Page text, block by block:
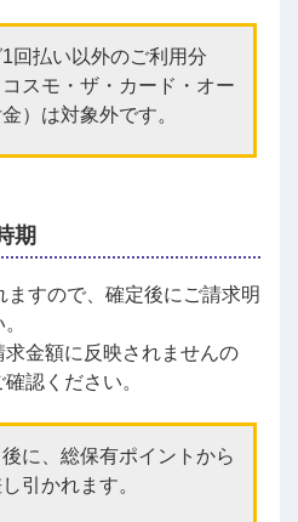
回払い以外のご利用分
スモ・ザ・カード・オー
）は対象外です。
期
すので、確定後にご請求明
金額に反映されませんの
認ください。
に、総保有ポイントから
引かれます。